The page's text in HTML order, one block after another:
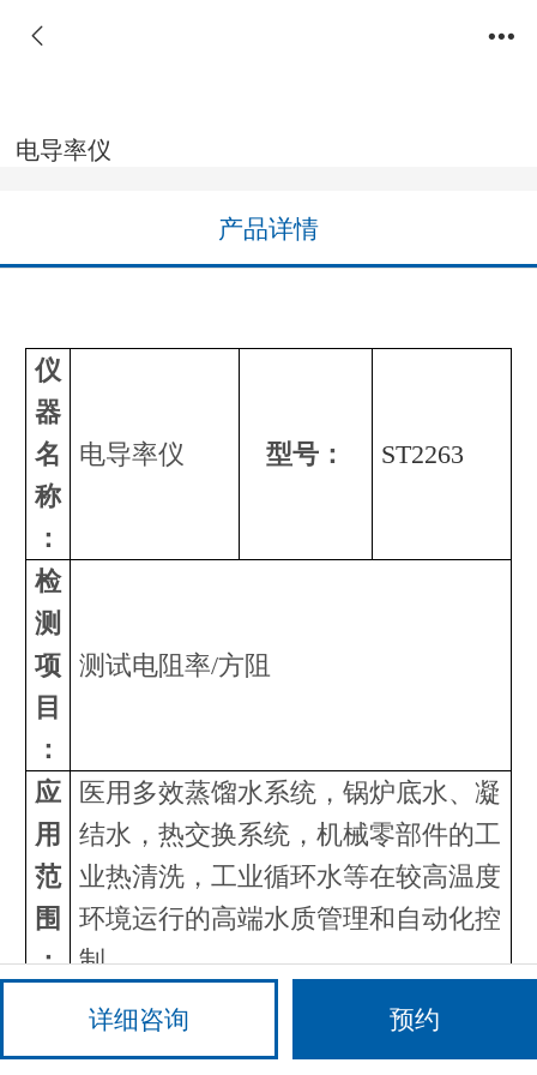
电导率仪
产品详情
仪
器
名
称
：
电导率仪 型号： ST2263
检
测
项
目
：
测试电阻率/方阻
应
用
范
围
：
医用多效蒸馏水系统，锅炉底水、凝
结水，热交换系统，机械零部件的工
业热清洗，工业循环水等在较高温度
环境运行的高端水质管理和自动化控
制
详细咨询 预约